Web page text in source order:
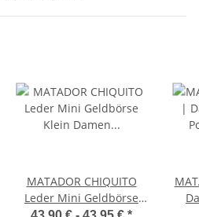
MATADOR CHIQUITO
Leder Mini Geldbörse